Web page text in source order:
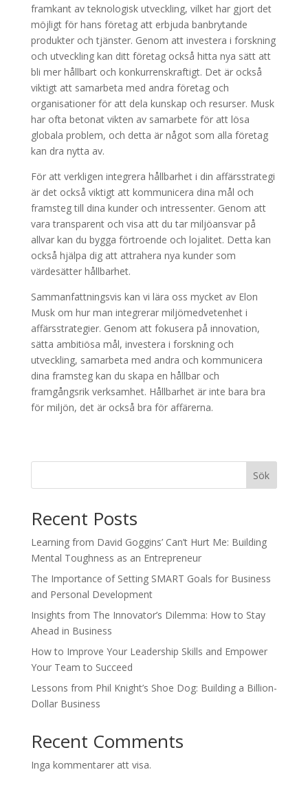
framkant av teknologisk utveckling, vilket har gjort det
möjligt för hans företag att erbjuda banbrytande
produkter och tjänster. Genom att investera i forskning
och utveckling kan ditt företag också hitta nya sätt att
bli mer hållbart och konkurrenskraftigt. Det är också
viktigt att samarbeta med andra företag och
organisationer för att dela kunskap och resurser. Musk
har ofta betonat vikten av samarbete för att lösa
globala problem, och detta är något som alla företag
kan dra nytta av.
För att verkligen integrera hållbarhet i din affärsstrategi
är det också viktigt att kommunicera dina mål och
framsteg till dina kunder och intressenter. Genom att
vara transparent och visa att du tar miljöansvar på
allvar kan du bygga förtroende och lojalitet. Detta kan
också hjälpa dig att attrahera nya kunder som
värdesätter hållbarhet.
Sammanfattningsvis kan vi lära oss mycket av Elon
Musk om hur man integrerar miljömedvetenhet i
affärsstrategier. Genom att fokusera på innovation,
sätta ambitiösa mål, investera i forskning och
utveckling, samarbeta med andra och kommunicera
dina framsteg kan du skapa en hållbar och
framgångsrik verksamhet. Hållbarhet är inte bara bra
för miljön, det är också bra för affärerna.
Sök
Recent Posts
Learning from David Goggins’ Can’t Hurt Me: Building
Mental Toughness as an Entrepreneur
The Importance of Setting SMART Goals for Business
and Personal Development
Insights from The Innovator’s Dilemma: How to Stay
Ahead in Business
How to Improve Your Leadership Skills and Empower
Your Team to Succeed
Lessons from Phil Knight’s Shoe Dog: Building a Billion-
Dollar Business
Recent Comments
Inga kommentarer att visa.